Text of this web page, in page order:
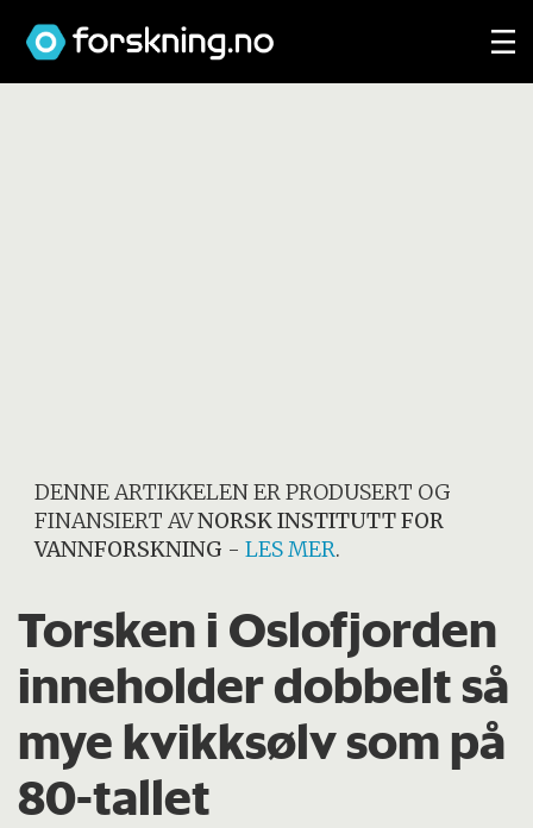
DENNE ARTIKKELEN ER PRODUSERT OG
FINANSIERT AVNORSK INSTITUTT FOR
VANNFORSKNING -LES MER.
Torsken i Oslofjorden
inneholder dobbelt så
mye kvikksølv som på
80-tallet